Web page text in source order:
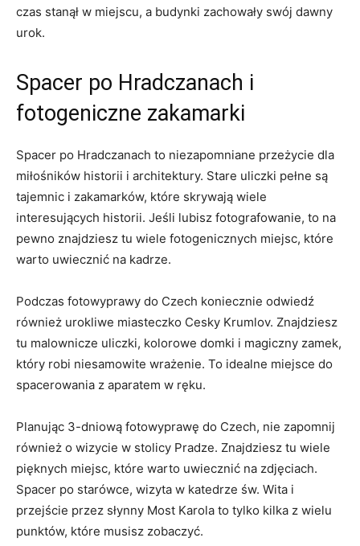
czas stanął w miejscu, a⁤ budynki zachowały ⁤swój dawny
urok.
Spacer ‍po⁤ Hradczanach i⁣
fotogeniczne zakamarki
Spacer po​ Hradczanach to niezapomniane przeżycie ​dla
⁣miłośników historii i architektury. Stare uliczki⁣ pełne są
tajemnic‍ i zakamarków, ‌które skrywają wiele
‌interesujących historii. Jeśli lubisz fotografowanie, to na
pewno znajdziesz tu wiele fotogenicznych⁤ miejsc, ⁣które
warto⁣ uwiecznić na kadrze.
Podczas fotowyprawy do Czech koniecznie ⁣odwiedź
również ⁢urokliwe miasteczko ‌Cesky Krumlov. Znajdziesz
tu malownicze ⁤uliczki, kolorowe domki⁤ i magiczny‍ zamek,
który robi niesamowite wrażenie. To idealne miejsce ‍do
spacerowania z aparatem w‍ ręku.
Planując⁣ 3-dniową ⁢fotowyprawę do‍ Czech, ‍nie zapomnij
również ‍o wizycie w ‍stolicy Pradze. Znajdziesz‍ tu wiele
pięknych miejsc, ​które warto⁣ uwiecznić na zdjęciach.
Spacer po ‍starówce, wizyta w katedrze św. Wita i
przejście przez słynny Most Karola ⁣to tylko‌ kilka z wielu
punktów, które musisz zobaczyć.